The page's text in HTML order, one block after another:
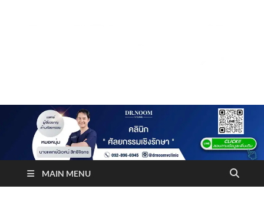
Truststoreonline
MAIN MENU